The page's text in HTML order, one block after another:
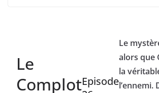
Le
ComplotEpisode
Le
alors que
la
l’ennemi.